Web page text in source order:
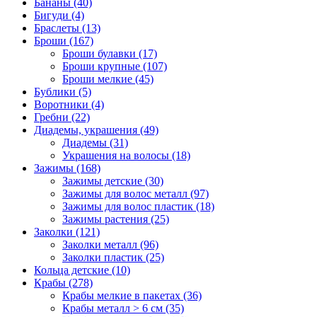
Бигуди (4)
Браслеты (13)
Броши (167)
Броши булавки (17)
Броши крупные (107)
Броши мелкие (45)
Бублики (5)
Воротники (4)
Гребни (22)
Диадемы, украшения (49)
Диадемы (31)
Украшения на волосы (18)
Зажимы (168)
Зажимы детские (30)
Зажимы для волос металл (97)
Зажимы для волос пластик (18)
Зажимы растения (25)
Заколки (121)
Заколки металл (96)
Заколки пластик (25)
Кольца детские (10)
Крабы (278)
Крабы мелкие в пакетах (36)
Крабы металл > 6 см (35)